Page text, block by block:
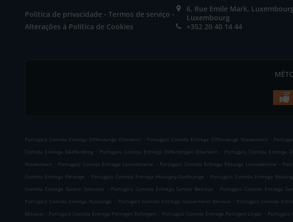
Politica de privacidade . Termos de serviço .
Alterações à Política de Cookies
6, Rue Emile Mark,
Luxembourg
+352 20 40 14 44
Portugais Comida Entrega Differdange Oberkorn . Portugais Comida Entrega Differdange Niederkorn .
Comida Entrega Déifferdeng . Portugais Comida Entrega Differdingen Oberkorn . Portugais Comida Entrega
Niederkorn . Portugais Comida Entrega Lamadelaine . Portugais Comida Entrega Pétange Lamadelaine .
Comida Entrega Pétange . Portugais Comida Entrega Hussigny-Godbrange . Portugais Comida Entrega
Comida Entrega Sanem Soleuvre
. Portugais Comida Entrega Sanem Belvaux . Portugais Comida Entrega
Portugais Comida Entrega Russange . Portugais Comida Entrega Sassenheim Belvaux . Portugais Comida
Belvaux . Portugais Comida Entrega Petingen Rollingen . Portugais Comida Entrega Petingen Linger . Portugais